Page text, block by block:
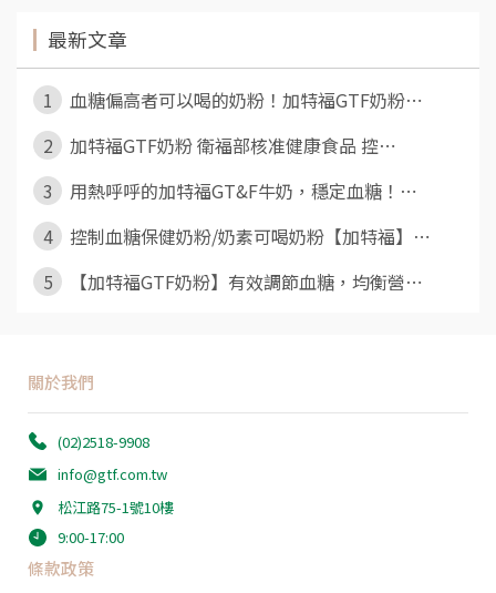
最新文章
1
血糖偏高者可以喝的奶粉！加特福GTF奶粉⋯
2
加特福GTF奶粉 衛福部核准健康食品 控⋯
3
用熱呼呼的加特福GT&F牛奶，穩定血糖！⋯
4
控制血糖保健奶粉/奶素可喝奶粉【加特福】⋯
5
【加特福GTF奶粉】有效調節血糖，均衡營⋯
關於我們
(02)2518-9908
info@gtf.com.tw
松江路75-1號10樓
9:00-17:00
條款政策